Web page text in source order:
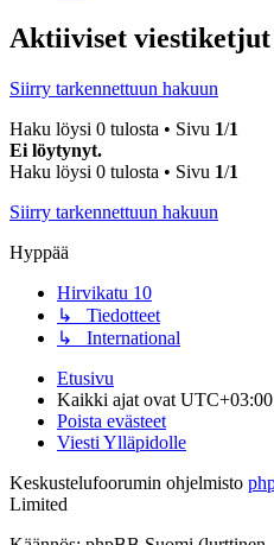
Aktiiviset viestiketjut
Siirry tarkennettuun hakuun
Haku löysi 0 tulosta • Sivu 1/1
Ei löytynyt.
Haku löysi 0 tulosta • Sivu 1/1
Siirry tarkennettuun hakuun
Hyppää
Hirvikatu 10
↳ Tiedotteet
↳ International
Etusivu
Kaikki ajat ovat UTC+03:00
Poista evästeet
Viesti Ylläpidolle
Keskustelufoorumin ohjelmisto
Limited